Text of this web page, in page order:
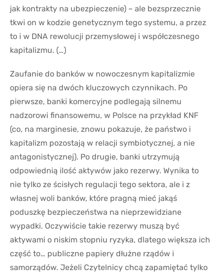
jak kontrakty na ubezpieczenie) – ale bezsprzecznie
tkwi on w kodzie genetycznym tego systemu, a przez
to i w DNA rewolucji przemysłowej i współczesnego
kapitalizmu. (…)
Zaufanie do banków w nowoczesnym kapitalizmie
opiera się na dwóch kluczowych czynnikach. Po
pierwsze, banki komercyjne podlegają silnemu
nadzorowi finansowemu, w Polsce na przykład KNF
(co, na marginesie, znowu pokazuje, że państwo i
kapitalizm pozostają w relacji symbiotycznej, a nie
antagonistycznej). Po drugie, banki utrzymują
odpowiednią ilość aktywów jako rezerwy. Wynika to
nie tylko ze ścisłych regulacji tego sektora, ale i z
własnej woli banków, które pragną mieć jakąś
poduszkę bezpieczeństwa na nieprzewidziane
wypadki. Oczywiście takie rezerwy muszą być
aktywami o niskim stopniu ryzyka, dlatego większa ich
część to… publiczne papiery dłużne rządów i
samorządów. Jeżeli Czytelnicy chcą zapamiętać tylko